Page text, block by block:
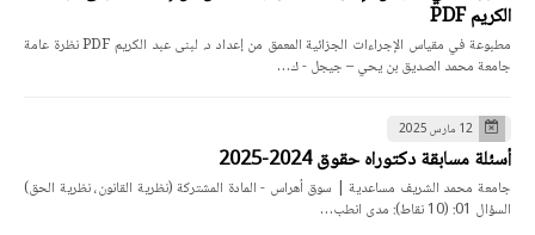
الكريم PDF
مطبوعة في مقياس الإجراءات الجزائية المعمق من إعداد د. لبنى عبد الكريم PDF نظرة عامة
جامعة محمد الصديق بن يحي – جيجل - ك…
12 مارس 2025
أسئلة مسابقة دكتوراه حقوق 2024-2025
جامعة محمد الشريف مساعدية | سوق أهراس - المادة المشتركة (نظرية القانون، نظرية الحق)
السؤال 01: (10 نقاط): مدى انطب…